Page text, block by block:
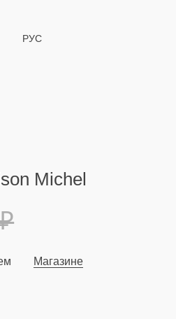
РУС
Michel
₽
Магазине